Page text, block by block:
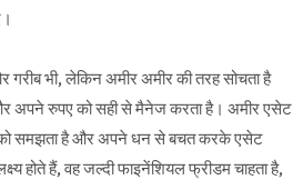
गरीब भी, लेकिन अमीर अमीर की तरह सोचता है
अपने रुपए को सही से मैनेज करता है। अमीर एसेट
समझता है और अपने धन से बचत करके एसेट
होते हैं, वह जल्दी फाइनेंशियल फ्रीडम चाहता है,